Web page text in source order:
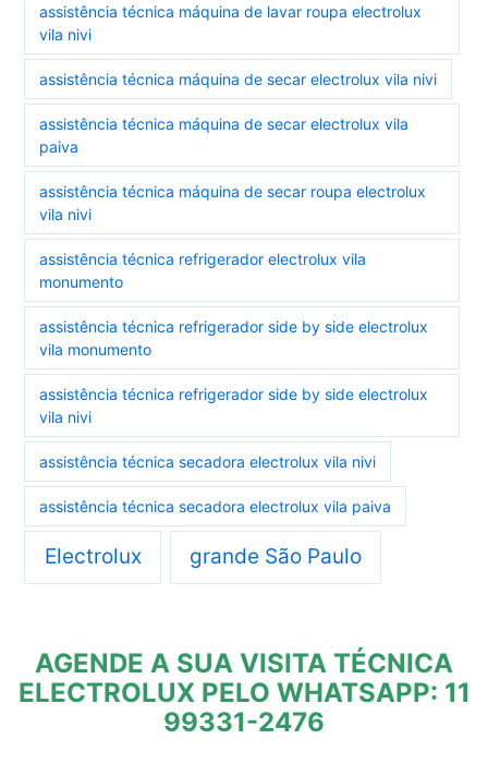
assistência técnica máquina de lavar roupa electrolux
vila nivi
assistência técnica máquina de secar electrolux vila nivi
assistência técnica máquina de secar electrolux vila
paiva
assistência técnica máquina de secar roupa electrolux
vila nivi
assistência técnica refrigerador electrolux vila
monumento
assistência técnica refrigerador side by side electrolux
vila monumento
assistência técnica refrigerador side by side electrolux
vila nivi
assistência técnica secadora electrolux vila nivi
assistência técnica secadora electrolux vila paiva
Electrolux grande São Paulo
AGENDE A SUA VISITA TÉCNICA
ELECTROLUX PELO WHATSAPP: 11
99331-2476